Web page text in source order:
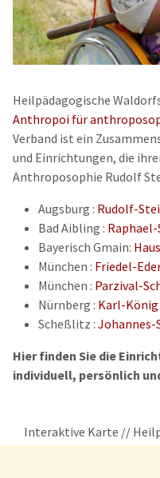
Heilpädagogische
Anthropoi für
Verband ist ein
und Einrichtungen, die
Anthroposophie Rudolf
Augsburg : Rudolf-
Bad Aibling :
Bayerisch Gmain:
München : Friedel-
München : Parzival-
Nürnberg : Karl-König
Scheßlitz : Johannes-
Hier finden Sie die
individuell, persönlich
Interaktive Karte //